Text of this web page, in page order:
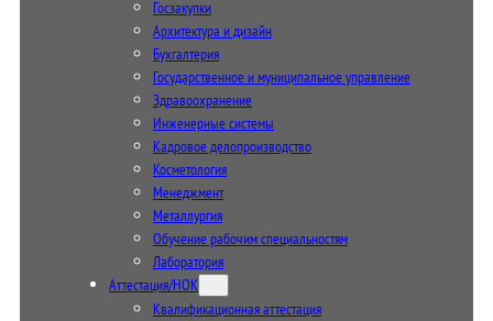
Госзакупки
Архитектура и дизайн
Бухгалтерия
Государственное и муниципальное управление
Здравоохранение
Инженерные системы
Кадровое делопроизводство
Косметология
Менеджмент
Металлургия
Обучение рабочим специальностям
Лаборатория
Аттестация/НОК
Квалификационная аттестация